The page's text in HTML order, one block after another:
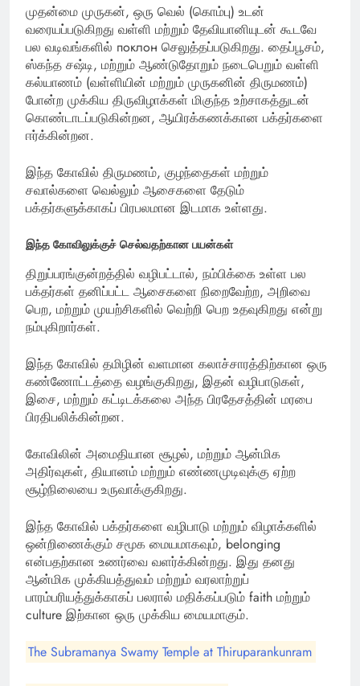
முதன்மை முருகன், ஒரு வெல் (கொம்பு) உடன்
வரையப்படுகிறது வள்ளி மற்றும் தேவியானியுடன் கூடவே
பல வடிவங்களில் поклон செலுத்தப்படுகிறது. தைப்பூசம்,
ஸ்கந்த சஷ்டி, மற்றும் ஆண்டுதோறும் நடைபெறும் வள்ளி
கல்யாணம் (வள்ளியின் மற்றும் முருகனின் திருமணம்)
போன்ற முக்கிய திருவிழாக்கள் மிகுந்த உற்சாகத்துடன்
கொண்டாடப்படுகின்றன, ஆயிரக்கணக்கான பக்தர்களை
ஈர்க்கின்றன.
இந்த கோவில் திருமணம், குழந்தைகள் மற்றும்
சவால்களை வெல்லும் ஆசைகளை தேடும்
பக்தர்களுக்காகப் பிரபலமான இடமாக உள்ளது.
இந்த கோவிலுக்குச் செல்வதற்கான பயன்கள்
திறுப்பரங்குன்றத்தில் வழிபட்டால், நம்பிக்கை உள்ள பல
பக்தர்கள் தனிப்பட்ட ஆசைகளை நிறைவேற்ற, அறிவை
பெற, மற்றும் முயற்சிகளில் வெற்றி பெற உதவுகிறது என்று
நம்புகிறார்கள்.
இந்த கோவில் தமிழின் வளமான கலாச்சாரத்திற்கான ஒரு
கண்ணோட்டத்தை வழங்குகிறது, இதன் வழிபாடுகள்,
இசை, மற்றும் கட்டிடக்கலை அந்த பிரதேசத்தின் மரபை
பிரதிபலிக்கின்றன.
கோவிலின் அமைதியான சூழல், மற்றும் ஆன்மிக
அதிர்வுகள், தியானம் மற்றும் எண்ணமுடிவுக்கு ஏற்ற
சூழ்நிலையை உருவாக்குகிறது.
இந்த கோவில் பக்தர்களை வழிபாடு மற்றும் விழாக்களில்
ஒன்றிணைக்கும் சமூக மையமாகவும், belonging
என்பதற்கான உணர்வை வளர்க்கின்றது. இது தனது
ஆன்மிக முக்கியத்துவம் மற்றும் வரலாற்றுப்
பாரம்பரியத்துக்காகப் பலரால் மதிக்கப்படும் faith மற்றும்
culture இற்கான ஒரு முக்கிய மையமாகும்.
The Subramanya Swamy Temple at Thiruparankunram